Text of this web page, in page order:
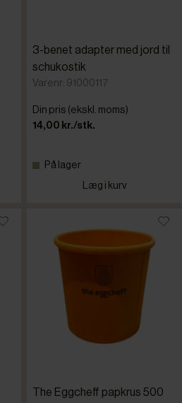
3-benet adapter med jord til
schukostik
Varenr: 91000117
Din pris (ekskl. moms)
14,00 kr./stk.
På lager
Læg i kurv
The Eggcheff papkrus 500